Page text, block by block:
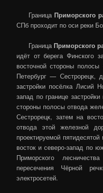
Граница Приморского
СПб проходит по оси реки
Граница Приморского
идёт от берега Финского
восточной стороны
Петербург — Сестрорецк,
застройки посёлка Лисий
запад по границе
стороны полосы отвода
Сестрорецк, затем на
отвода этой железной
проектируемой
восток и северо-запад по
Приморского
пересечения Чёрной
электросетей.